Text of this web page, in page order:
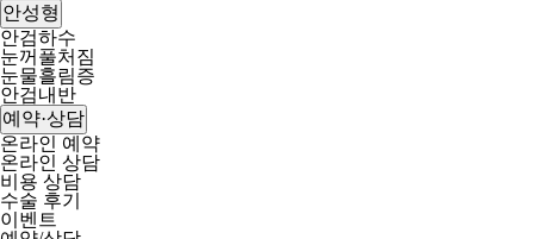
안성형
안검하수
눈꺼풀처짐
눈물흘림증
안검내반
예약·상담
온라인 예약
온라인 상담
비용 상담
수술 후기
이벤트